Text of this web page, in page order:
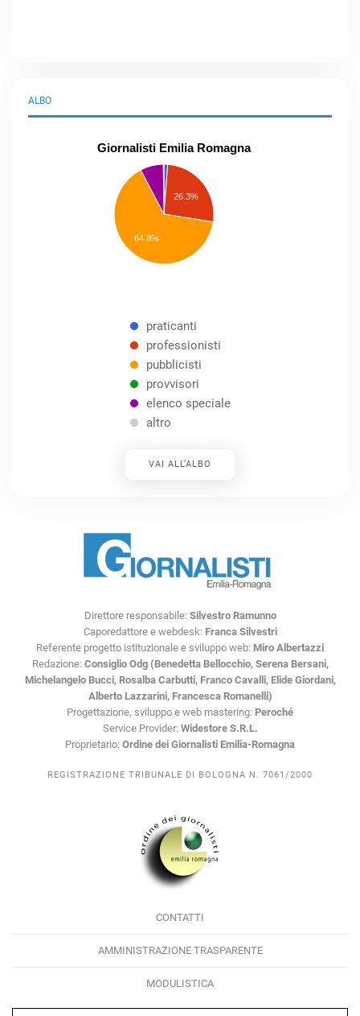
ALBO
Giornalisti Emilia Romagna
26.3%
64.8%
praticanti
professionisti
pubblicisti
provvisori
elenco speciale
altro
VAI ALL’ALBO
Direttore responsabile: Silvestro Ramunno
Caporedattore e webdesk: Franca Silvestri
Referente progetto istituzionale e sviluppo web: Miro Albertazzi
Redazione: Consiglio Odg (Benedetta Bellocchio, Serena Bersani,
Michelangelo Bucci, Rosalba Carbutti, Franco Cavalli, Elide Giordani,
Alberto Lazzarini, Francesca Romanelli)
Progettazione, sviluppo e web mastering: Peroché
Service Provider: Widestore S.R.L.
Proprietario: Ordine dei Giornalisti Emilia-Romagna
REGISTRAZIONE TRIBUNALE DI BOLOGNA N. 7061/2000
CONTATTI
AMMINISTRAZIONE TRASPARENTE
MODULISTICA